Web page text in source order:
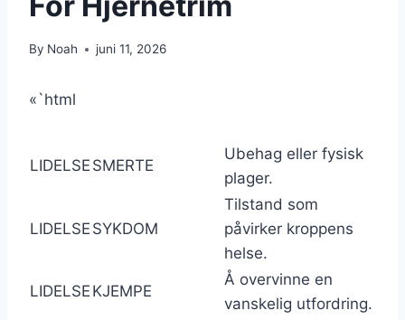
By Noah juni 11, 2026
«`html
LIDELSE SMERTE
Ubehag eller fysisk
plager.
LIDELSE SYKDOM
Tilstand som
påvirker kroppens
helse.
LIDELSE KJEMPE
Å overvinne en
vanskelig utfordring.